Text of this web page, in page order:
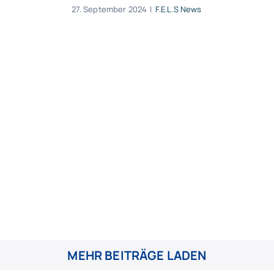
27. September 2024 | F.E.L.S News
MEHR BEITRÄGE LADEN